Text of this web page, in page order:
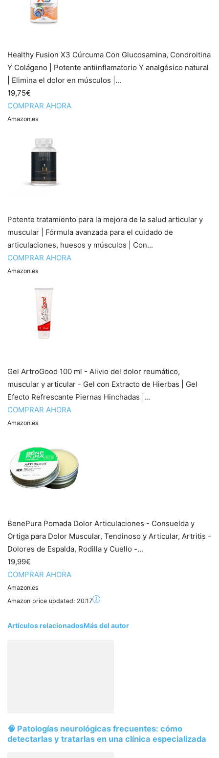
Healthy Fusion X3 Cúrcuma Con Glucosamina, Condroitina
Y Colágeno | Potente antiinflamatorio Y analgésico natural
| Elimina el dolor en músculos |...
19,75€
COMPRAR AHORA
Amazon.es
Potente tratamiento para la mejora de la salud articular y
muscular | Fórmula avanzada para el cuidado de
articulaciones, huesos y músculos | Con...
COMPRAR AHORA
Amazon.es
Gel ArtroGood 100 ml - Alivio del dolor reumático,
muscular y articular - Gel con Extracto de Hierbas | Gel
Efecto Refrescante Piernas Hinchadas |...
COMPRAR AHORA
Amazon.es
BenePura Pomada Dolor Articulaciones - Consuelda y
Ortiga para Dolor Muscular, Tendinoso y Articular, Artritis -
Dolores de Espalda, Rodilla y Cuello -...
19,99€
COMPRAR AHORA
Amazon.es
Amazon price updated: 20:17
Artículos relacionadosMás del autor
🧠 Patologías neurológicas frecuentes: cómo
detectarlas y tratarlas en una clínica especializada